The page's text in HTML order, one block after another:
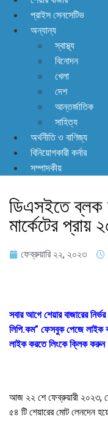
প্রাইস সেনসেটিভ
অন্যান্য
স্বাস্থ্য
বিনোদন
খেলা
দেশ
আন্তর্জাতিক
সাহিত্য
অর্থনীতি ও বাণিজ্য
বিনিয়োগকারী কর্নার
সম্পাদকীয়
ডিএসইতে ব্লক
মার্কেটের প্রায়
ফেব্রুয়ারি ২২, ২০২৩
সবার আগে শেয়ার বাজারের
লিপি.কম” ফেসবুক পেজে লাইক
লাইক করতে লিংকে ক্লিক করুন
আজ ২২ শে ফেব্রুয়ারী ২০২৩,
৫৪ টি শেয়ারের মোট লেনদেন